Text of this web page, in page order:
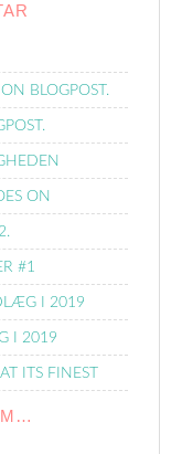
BLOGPOST.
ON
#1
I 2019
I 2019
ITS FINEST